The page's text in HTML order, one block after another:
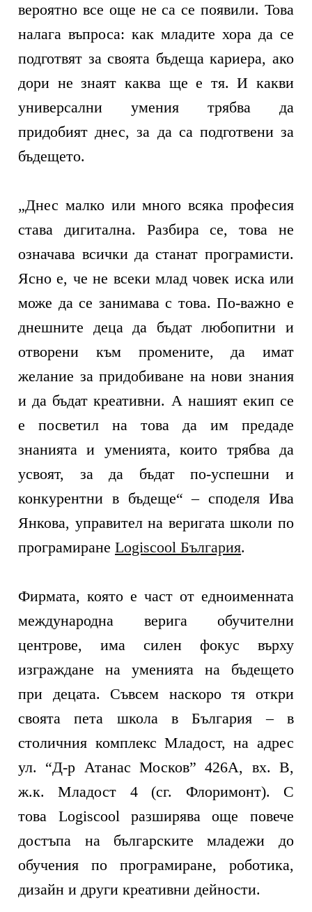
вероятно все още не са се появили. Това
налага въпроса: как младите хора да се
подготвят за своята бъдеща кариера, ако
дори не знаят каква ще е тя. И какви
универсални умения трябва да
придобият днес, за да са подготвени за
бъдещето.
„Днес малко или много всяка професия
става дигитална. Разбира се, това не
означава всички да станат програмисти.
Ясно е, че не всеки млад човек иска или
може да се занимава с това. По-важно е
днешните деца да бъдат любопитни и
отворени към промените, да имат
желание за придобиване на нови знания
и да бъдат креативни. А нашият екип се
е посветил на това да им предаде
знанията и уменията, които трябва да
усвоят, за да бъдат по-успешни и
конкурентни в бъдеще“– споделя Ива
Янкова, управител на веригаташколи по
програмиранеLogiscool България.
Фирмата, която е част от едноименната
международна верига обучителни
центрове, има силен фокус върху
изграждане на уменията на бъдещето
при децата. Съвсем наскоро тя откри
своята пета школа в България – в
столичния комплекс Младост, на адрес
ул. “Д-р Атанас Москов” 426А, вх. В,
ж.к. Младост 4 (сг. Флоримонт). С
това Logiscoolразширява още повече
достъпа на българските младежи до
обучения по програмиране, роботика,
дизайн и други креативни дейности.